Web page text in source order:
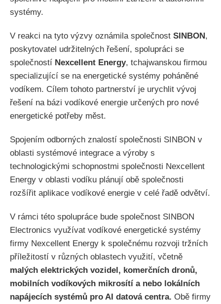
systémy.
V reakci na tyto výzvy oznámila společnost SINBON,
poskytovatel udržitelných řešení, spolupráci se
společností Nexcellent Energy, tchajwanskou firmou
specializující se na energetické systémy poháněné
vodíkem. Cílem tohoto partnerství je urychlit vývoj
řešení na bázi vodíkové energie určených pro nové
energetické potřeby měst.
Spojením odborných znalostí společnosti SINBON v
oblasti systémové integrace a výroby s
technologickými schopnostmi společnosti Nexcellent
Energy v oblasti vodíku plánují obě společnosti
rozšířit aplikace vodíkové energie v celé řadě odvětví.
V rámci této spolupráce bude společnost SINBON
Electronics využívat vodíkové energetické systémy
firmy Nexcellent Energy k společnému rozvoji tržních
příležitostí v různých oblastech využití, včetně
malých elektrických vozidel, komerčních dronů,
mobilních vodíkových mikrosítí a nebo lokálních
napájecích systémů pro AI datová centra. Obě firmy